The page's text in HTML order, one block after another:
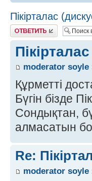
Пікірталас
Ответить
moderator soyle
Құрметті
Бүгін бізде
Сондықтан,
алмасатын
Re:
moderator soyle